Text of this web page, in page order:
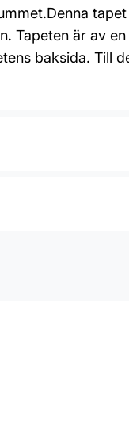
Tapeten är av
baksida. Till